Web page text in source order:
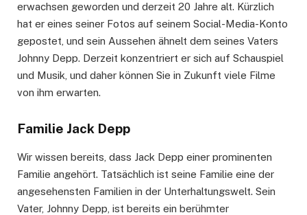
erwachsen geworden und derzeit 20 Jahre alt. Kürzlich
hat er eines seiner Fotos auf seinem Social-Media-Konto
gepostet, und sein Aussehen ähnelt dem seines Vaters
Johnny Depp. Derzeit konzentriert er sich auf Schauspiel
und Musik, und daher können Sie in Zukunft viele Filme
von ihm erwarten.
Familie Jack Depp
Wir wissen bereits, dass Jack Depp einer prominenten
Familie angehört. Tatsächlich ist seine Familie eine der
angesehensten Familien in der Unterhaltungswelt. Sein
Vater, Johnny Depp, ist bereits ein berühmter